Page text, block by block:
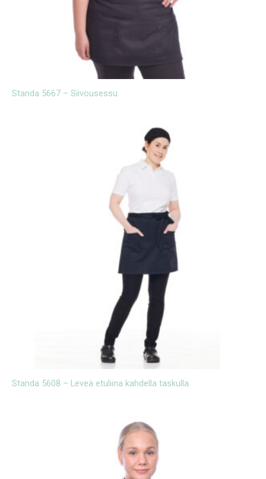
Standa 5667 – Siivousessu
Standa 5608 – Leveä etuliina kahdella taskulla